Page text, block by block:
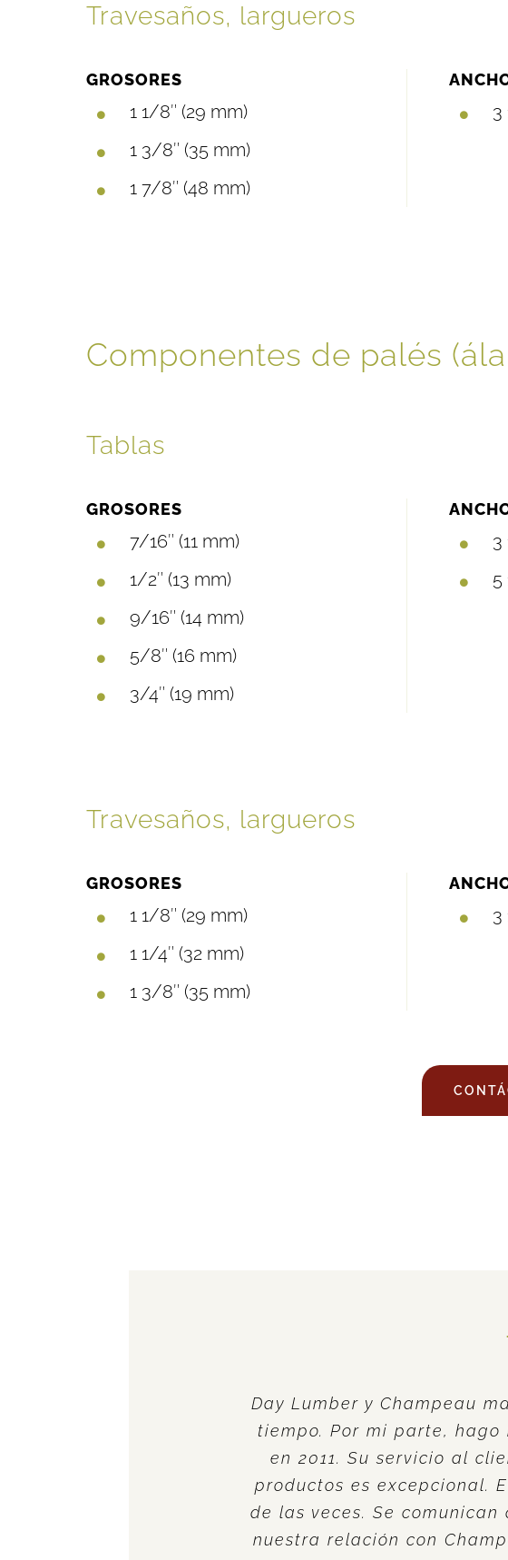
Travesaños, largueros
GROSORES
1 1/8″ (29 mm)
1 3/8″ (35 mm)
1 7/8″ (48 mm)
3
Componentes de palés
Tablas
GROSORES
7/16″ (11 mm)
1/2″ (13 mm)
9/16″ (14 mm)
5/8″ (16 mm)
3/4″ (19 mm)
3
5
Travesaños, largueros
GROSORES
1 1/8″ (29 mm)
1 1/4″ (32 mm)
1 3/8″ (35 mm)
3
Day Lumber y Champeau
tiempo. Por mi parte, hago
en 2011. Su servicio al
productos es excepcional.
de las veces. Se
nuestra relación con